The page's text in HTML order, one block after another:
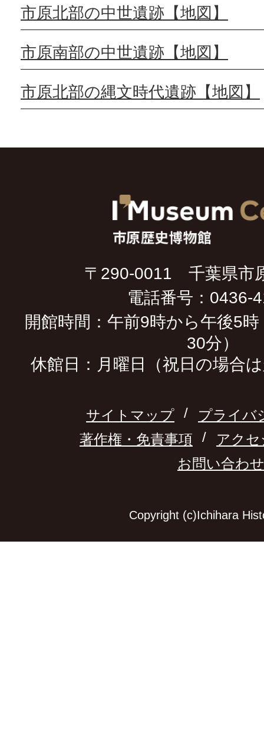
市原北部の中世遺跡【地図】
市原南部の中世遺跡【地図】
市原北部の縄文時代遺跡【地図】
〒290-0011 千葉県市
電話番号：0436-
開館時間：午前9時から午後5
30分）
休館日：月曜日（祝日の場合
サイトマップ
プライバ
著作権・免責事項
アク
お問い合わせ
Copyright (c)Ichihara